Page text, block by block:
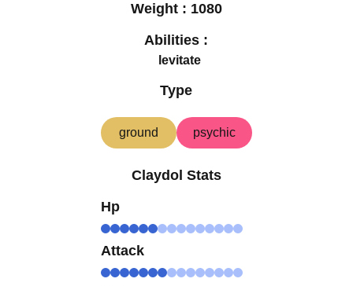
Weight : 1080
Abilities :
levitate
Type
ground psychic
Claydol Stats
Hp
Attack